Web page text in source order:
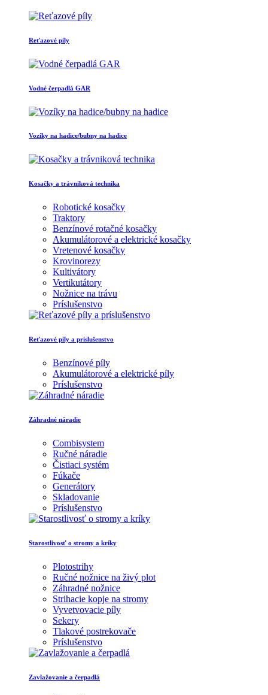
Reťazové píly
Vodné čerpadlá GAR
Vozíky na hadice/bubny na hadice
Kosačky a trávniková technika
Robotické kosačky
Traktory
Benzínové rotačné kosačky
Akumulátorové a elektrické kosačky
Vretenové kosačky
Krovinorezy
Kultivátory
Vertikutátory
Nožnice na trávu
Príslušenstvo
Reťazové píly a príslušenstvo
Benzínové píly
Akumulátorové a elektrické píly
Príslušenstvo
Záhradné náradie
Combisystem
Ručné náradie
Čistiaci systém
Fúkače
Generátory
Skladovanie
Príslušenstvo
Starostlivosť o stromy a kríky
Plotostrihy
Ručné nožnice na živý plot
Záhradné nožnice
Strihacie kopje na stromy
Vyvetvovacie píly
Sekery
Tlakové postrekovače
Príslušenstvo
Zavlažovanie a čerpadlá